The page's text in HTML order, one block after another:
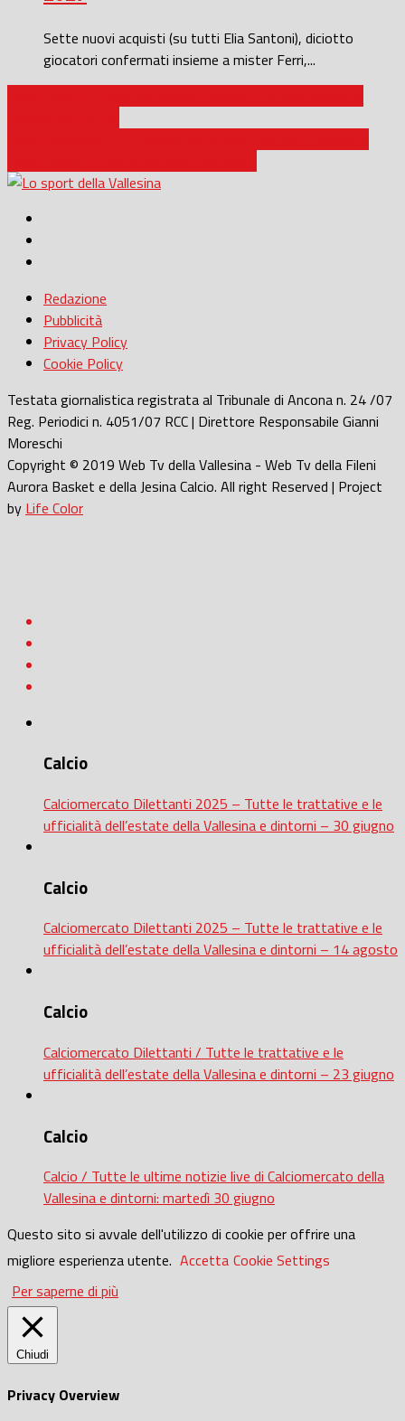
Sette nuovi acquisti (su tutti Elia Santoni), diciotto
giocatori confermati insieme a mister Ferri,...
Redazione
Pubblicità
Privacy Policy
Cookie Policy
Testata giornalistica registrata al Tribunale di Ancona n. 24 /07
Reg. Periodici n. 4051/07 RCC | Direttore Responsabile Gianni
Moreschi
Copyright © 2019 Web Tv della Vallesina - Web Tv della Fileni
Aurora Basket e della Jesina Calcio. All right Reserved | Project
by Life Color
Calcio
Calciomercato Dilettanti 2025 – Tutte le trattative e le
ufficialità dell’estate della Vallesina e dintorni – 30 giugno
Calcio
Calciomercato Dilettanti 2025 – Tutte le trattative e le
ufficialità dell’estate della Vallesina e dintorni – 14 agosto
Calcio
Calciomercato Dilettanti / Tutte le trattative e le
ufficialità dell’estate della Vallesina e dintorni – 23 giugno
Calcio
Calcio / Tutte le ultime notizie live di Calciomercato della
Vallesina e dintorni: martedì 30 giugno
Questo sito si avvale dell'utilizzo di cookie per offrire una
migliore esperienza utente. Accetta Cookie Settings
Per saperne di più
Chiudi
Privacy Overview